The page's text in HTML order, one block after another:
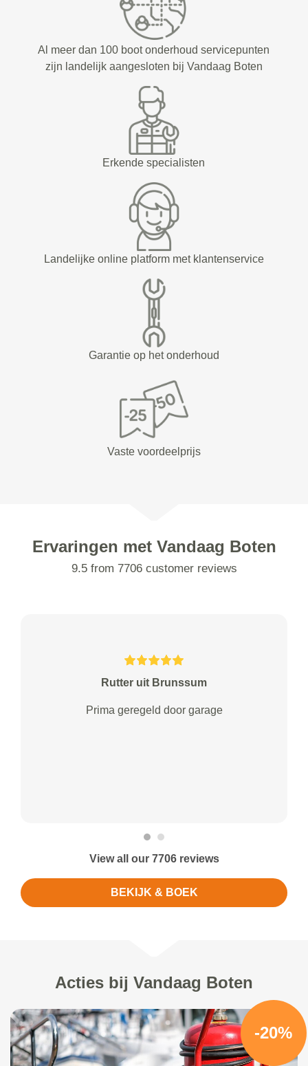
Al meer dan 100 boot onderhoud servicepunten
zijn landelijk aangesloten bij Vandaag Boten
Erkende specialisten
Landelijke online platform met klantenservice
Garantie op het onderhoud
Vaste voordeelprijs
Ervaringen met Vandaag Boten
9.5 from 7706 customer reviews
Rutter uit Brunssum
Prima geregeld door garage
View all our 7706 reviews
BEKIJK & BOEK
Acties bij Vandaag Boten
-20%